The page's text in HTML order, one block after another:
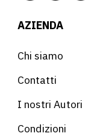
AZIENDA
Chi siamo
Contatti
I nostri Autori
Condizioni